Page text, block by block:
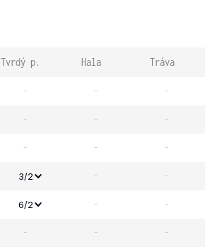
Tvrdý p. Hala Tráva
- - -
- - -
- - -
3/2 - -
6/2 - -
- - -